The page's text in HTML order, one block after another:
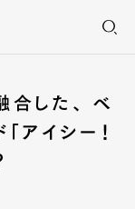
合した、 ベ
アイシー！